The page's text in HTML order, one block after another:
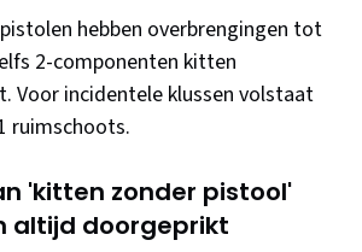
hebben overbrengingen tot
2-componenten kitten
Voor incidentele klussen volstaat
ruimschoots.
'kitten zonder pistool'
altijd doorgeprikt